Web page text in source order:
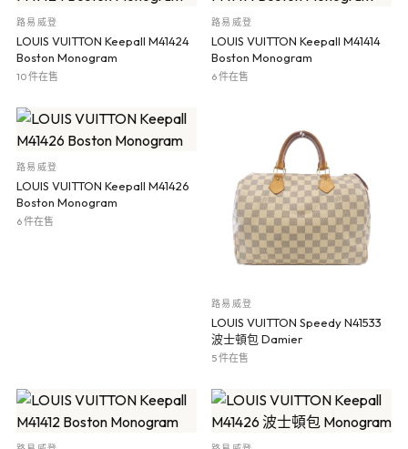
路易威登
LOUIS VUITTON Keepall M41424
Boston Monogram
10 件在售
路易威登
LOUIS VUITTON Keepall M41414
Boston Monogram
6 件在售
路易威登
LOUIS VUITTON Keepall M41426
Boston Monogram
6 件在售
路易威登
LOUIS VUITTON Speedy N41533
波士頓包 Damier
5 件在售